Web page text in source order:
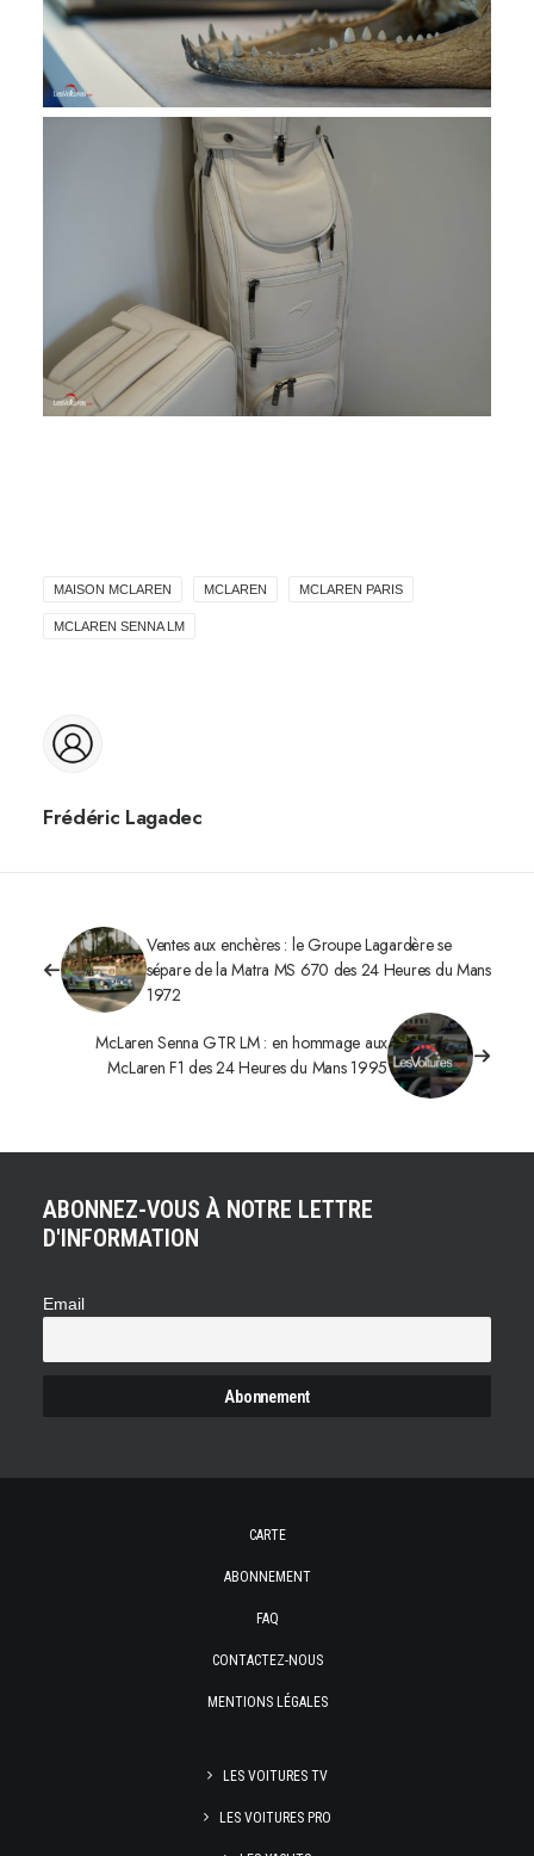
MAISON MCLAREN MCLAREN MCLAREN PARIS
MCLAREN SENNA LM
Frédéric Lagadec
Ventes aux enchères : le Groupe Lagardère se
sépare de la Matra MS 670 des 24 Heures du Mans
1972
McLaren Senna GTR LM : en hommage aux
McLaren F1 des 24 Heures du Mans 1995
ABONNEZ-VOUS À NOTRE LETTRE
D'INFORMATION
Email
CARTE
ABONNEMENT
FAQ
CONTACTEZ-NOUS
MENTIONS LÉGALES
LES VOITURES TV
LES VOITURES PRO